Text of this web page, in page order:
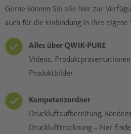
Gerne können Sie alle hier zur
auch für die Einbindung in Ihre eigene
Alles über QWIK-PURE
Videos,
Produktbilder
Kompetenzordner
Druckluftaufbereitung,
Drucklufttrocknung ‒ hier